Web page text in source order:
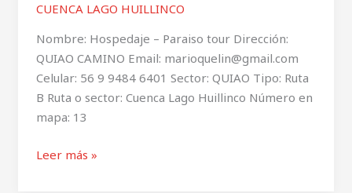
CUENCA LAGO HUILLINCO
Nombre: Hospedaje – Paraiso tour Dirección:
QUIAO CAMINO Email: marioquelin@gmail.com
Celular: 56 9 9484 6401 Sector: QUIAO Tipo: Ruta
B Ruta o sector: Cuenca Lago Huillinco Número en
mapa: 13
Leer más »